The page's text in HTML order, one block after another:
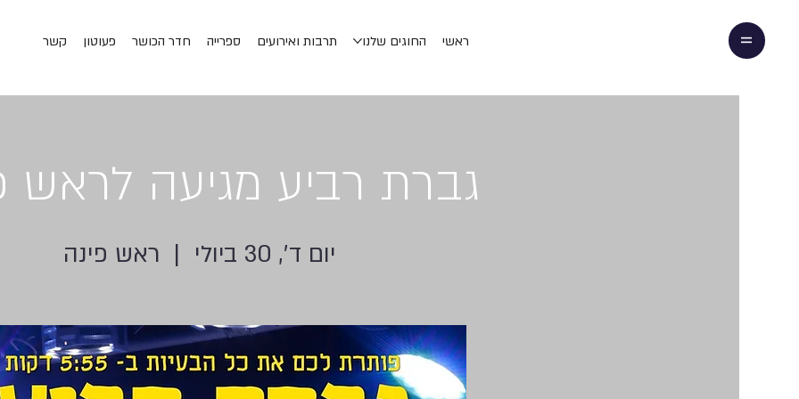
ראשי החוגים שלנו תרבות ואירועים ספרייה חדר הכושר פעוטון קשר
גברת רביע מגיעה לראש
יום ד׳, 30 ביולי
  |
ראש פינה